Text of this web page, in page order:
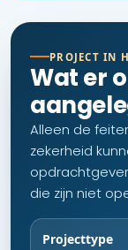
PROJECT IN
Wat er
Alleen de
zekerheid
die zijn niet
Projecttype